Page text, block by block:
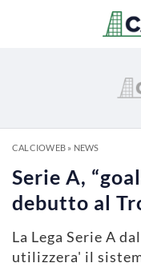
CALCIOWEB» NEWS
Serie A,
debutto al
La Lega Serie A
utilizzera' il